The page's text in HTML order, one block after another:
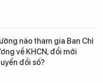
nào tham gia Ban Chỉ
về KHCN, đổi mới
đổi số?